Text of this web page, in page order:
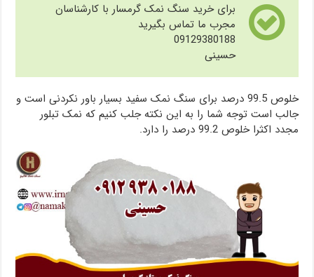
برای خرید سنگ نمک گرمسار با کارشناسان
مجرب ما تماس بگیرید
09129380188
حسینی
خلوص 99.5 درصد برای سنگ نمک سفید بسیار باور نکردنی است و
جالب است توجه شما را به این نکته جلب کنیم که نمک تبلور
مجدد اکثرا خلوص 99.2 درصد را دارد.